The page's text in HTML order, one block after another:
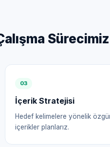
Sürecimiz
03
İçerik Stratejisi
Hedef kelimelere yönelik
içerikler planlarız.